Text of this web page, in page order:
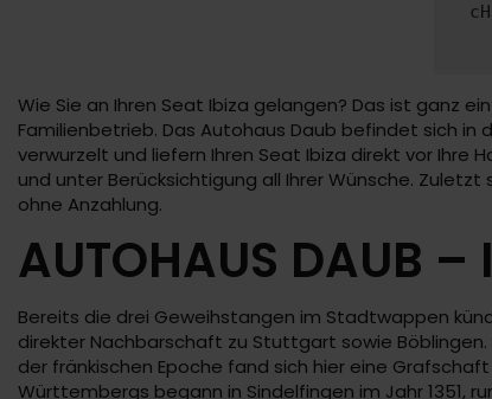
Wie Sie an Ihren Seat Ibiza gelangen? Das ist ganz
Familienbetrieb. Das Autohaus Daub befindet sich
verwurzelt und liefern Ihren Seat Ibiza direkt vor Ihre
und unter Berücksichtigung all Ihrer Wünsche.
ohne Anzahlung.
AUTOHAUS DAUB –
Bereits die drei Geweihstangen im Stadtwappen
direkter Nachbarschaft zu Stuttgart sowie
der fränkischen Epoche fand sich hier eine
Württembergs begann in Sindelfingen im Jahr 1351,